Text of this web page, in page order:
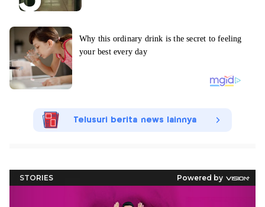
Telusuri berita news lainnya